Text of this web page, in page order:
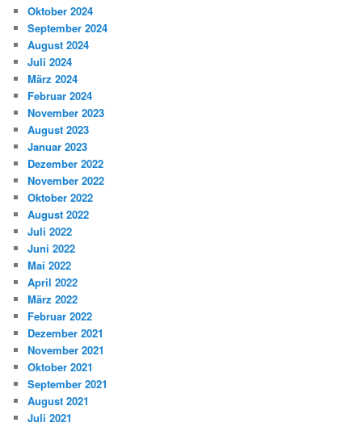
Oktober 2024
September 2024
August 2024
Juli 2024
März 2024
Februar 2024
November 2023
August 2023
Januar 2023
Dezember 2022
November 2022
Oktober 2022
August 2022
Juli 2022
Juni 2022
Mai 2022
April 2022
März 2022
Februar 2022
Dezember 2021
November 2021
Oktober 2021
September 2021
August 2021
Juli 2021